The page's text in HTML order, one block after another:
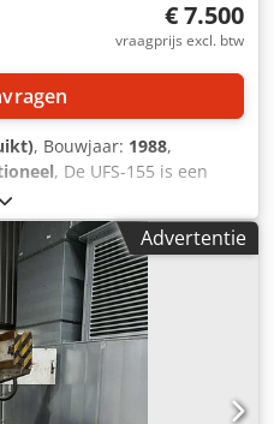
€ 7.500
vraagprijs excl. btw
, Bouwjaar: 1988,
, De UFS-155 is een
die ideaal is voor het
en spiraalvormige
een betrouwbare en
in
Belangrijkste
•
- ∞, eenvoudig en snel links
• Snelle en eenvoudige
Advertentie